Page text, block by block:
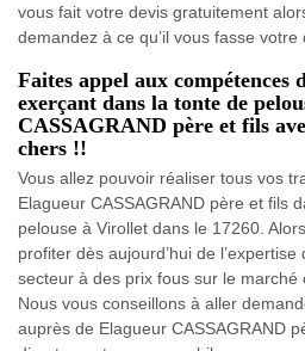
vous fait votre devis gratuitement
demandez à ce qu’il vous fasse
Faites appel aux compétences
exerçant dans la tonte de
CASSAGRAND père et fils
chers !!
Vous allez pouvoir réaliser tous vos
Elagueur CASSAGRAND père et fils
pelouse à Virollet dans le 17260.
profiter dès aujourd’hui de
secteur à des prix fous sur le marché
Nous vous conseillons à aller
auprès de Elagueur CASSAGRAND